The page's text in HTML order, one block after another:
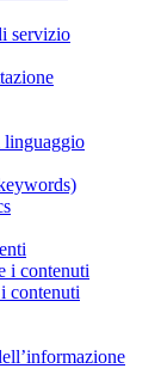
servizio
linguaggio
i contenuti
contenuti